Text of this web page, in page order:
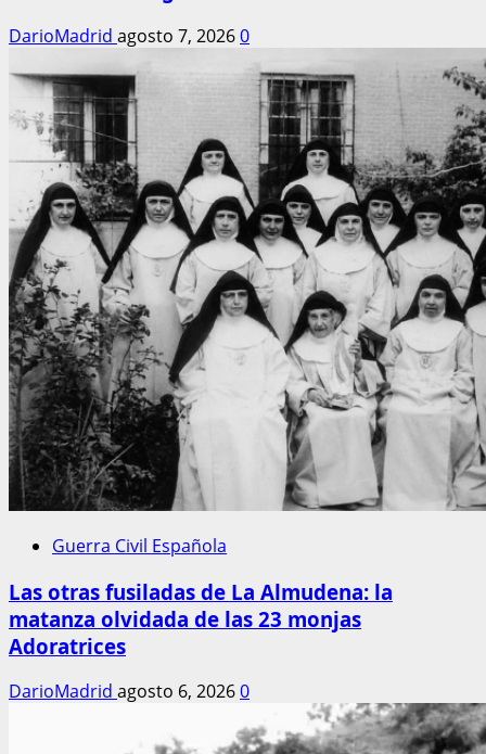
DarioMadrid agosto 7, 20260
Guerra Civil Española
Las otras fusiladas de La Almudena: la
matanza olvidada de las 23 monjas
Adoratrices
DarioMadrid agosto 6, 20260